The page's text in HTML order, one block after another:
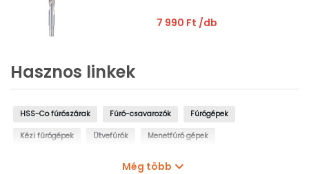
7 990 Ft /db
Hasznos linkek
HSS-Co fúrószárak Fúró-csavarozók Fúrógépek
Kézi fúrógépek Ütvefúrók Menetfúró gépek
Még több